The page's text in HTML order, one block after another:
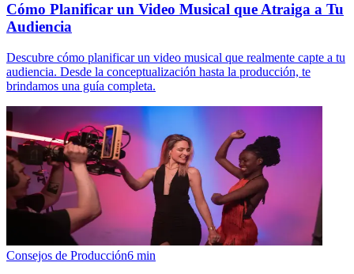
Cómo Planificar un Video Musical que Atraiga a Tu
Audiencia
Descubre cómo planificar un video musical que realmente capte a tu
audiencia. Desde la conceptualización hasta la producción, te
brindamos una guía completa.
Consejos de Producción6 min